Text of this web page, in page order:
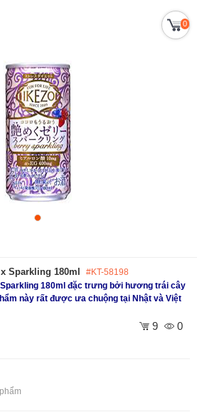
0
Sparkling 180ml #KT-58198
180ml đặc trưng bởi hương trái cây
này rất được ưa chuộng tại Nhật và Việt
9 0